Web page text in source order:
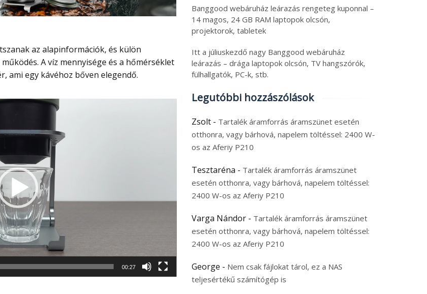
A víz mennyisége és a hőmérséklet
ami egy kávéhoz bőven elegendő.
00:27
Banggood webáruház leárazás rengeteg kuponnal –
14 magos, 24 GB RAM laptopok olcsón,
projektorok, tabletek
Itt a júliuskezdő nagy Banggood webáruház
leárazás – drága laptopok olcsón, TV hangszórók,
fülhallgatók, PC-k, stb.
Legutóbbi hozzászólások
Zsolt - Tartalék áramforrás áramszünet esetén
otthonra, vagy bárhová, napelem töltéssel: 2400 W-
os az Aferiy P210
Tesztaréna - Tartalék áramforrás áramszünet
esetén otthonra, vagy bárhová, napelem töltéssel:
2400 W-os az Aferiy P210
Varga Nándor - Tartalék áramforrás áramszünet
esetén otthonra, vagy bárhová, napelem töltéssel:
2400 W-os az Aferiy P210
George - Nem csak fájlokat tárol, ez a NAS
teljesértékű számítógép is